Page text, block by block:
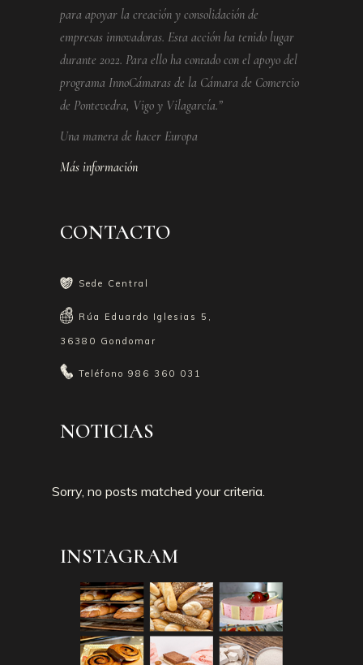
para apoyar la creación y consolidación de
empresas innovadoras. Esta acción ha tenido lugar
durante 2022. Para ello ha contado con el apoyo del
programa InnoCámaras de la Cámara de Comercio
de Pontevedra, Vigo y Vilagarcía.”
Una manera de hacer Europa
Más información
CONTACTO
Sede Central
Rúa Eduardo Iglesias 5,
36380 Gondomar
Teléfono 986 360 031
NOTICIAS
Sorry, no posts matched your criteria.
INSTAGRAM